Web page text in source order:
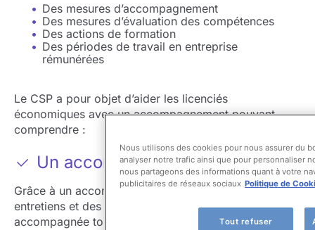
Des mesures d’accompagnement ​
Des mesures d’évaluation des compétences ​
Des actions de formation​
Des périodes de travail en entreprise
rémunérées
Le CSP a pour objet d’aider les licenciés
économiques avec un accompagnement pouvant
comprendre :​
Un accompagnement renforcé
Grâce à un accompagnement personnalisé, des
entretiens et des échanges individuels, vous serez
accompagnée tout au long de votre reclassement.
Nous utilisons des cookies pour nous assurer du
analyser notre trafic ainsi que pour personnaliser
nous partageons des informations quant à votre
publicitaires de réseaux sociaux Politique de
Tout refuser